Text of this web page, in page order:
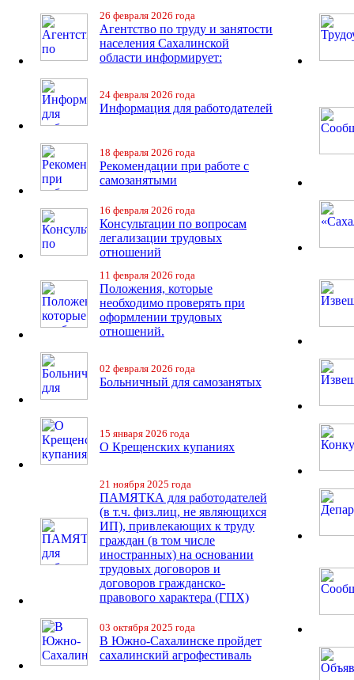
26 февраля 2026 года
Агентство по труду и занятости
населения Сахалинской
области информирует:
24 февраля 2026 года
Информация для работодателей
18 февраля 2026 года
Рекомендации при работе с
самозанятыми
16 февраля 2026 года
Консультации по вопросам
легализации трудовых
отношений
11 февраля 2026 года
Положения, которые
необходимо проверять при
оформлении трудовых
отношений.
02 февраля 2026 года
Больничный для самозанятых
15 января 2026 года
О Крещенских купаниях
21 ноября 2025 года
ПАМЯТКА для работодателей
(в т.ч. физ.лиц, не являющихся
ИП), привлекающих к труду
граждан (в том числе
иностранных) на основании
трудовых договоров и
договоров гражданско-
правового характера (ГПХ)
03 октября 2025 года
В Южно-Сахалинске пройдет
сахалинский агрофестиваль